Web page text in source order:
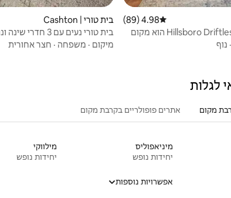
דירוג ממוצע של 4.98 מתוך 5, 89 ביקורות
4.98 (89)
Hillsboro Driftless Guesthouse הוא מקום
· נוף
בית טורי | Cashton
בית טורי נעים עם 3 חדרי שינה ונוף כפרי
מיקום · משפחה · חצר אחורית
לגלות
מקום אתרים פופולריים בקרבת מקום
מיניאפוליס
יחידות נופש
מילווקי
יחידות נופש
אפשרויות נוספות